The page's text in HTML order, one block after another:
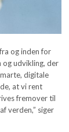
og inden for
og udvikling, der
digitale
at vi rent
fremover til
verden,” siger